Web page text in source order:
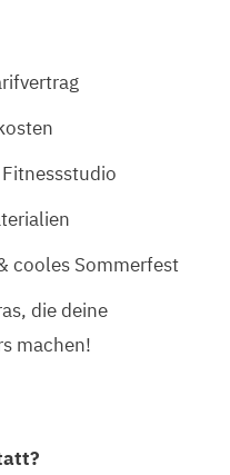
cooles Sommerfest
die deine
machen!